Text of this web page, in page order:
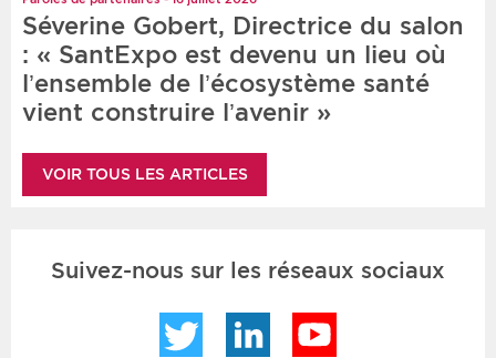
Séverine Gobert, Directrice du salon
: « SantExpo est devenu un lieu où
l’ensemble de l’écosystème santé
vient construire l’avenir »
VOIR TOUS LES ARTICLES
Suivez-nous sur les réseaux sociaux
Twitter LinkedIn